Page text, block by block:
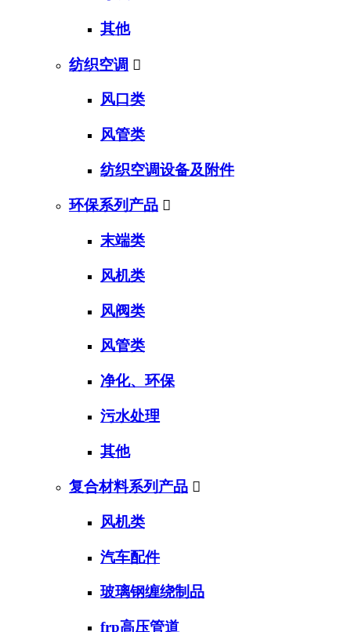
其他
纺织空调 
风口类
风管类
纺织空调设备及附件
环保系列产品 
末端类
风机类
风阀类
风管类
净化、环保
污水处理
其他
复合材料系列产品 
风机类
汽车配件
玻璃钢缠绕制品
frp高压管道